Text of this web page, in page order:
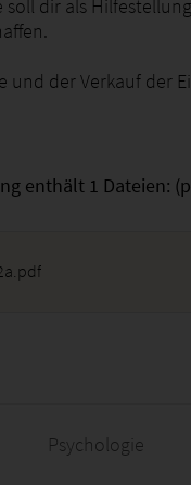
soll dir als
und der Verkauf der
enthält 1 Dateien:
Psychologie